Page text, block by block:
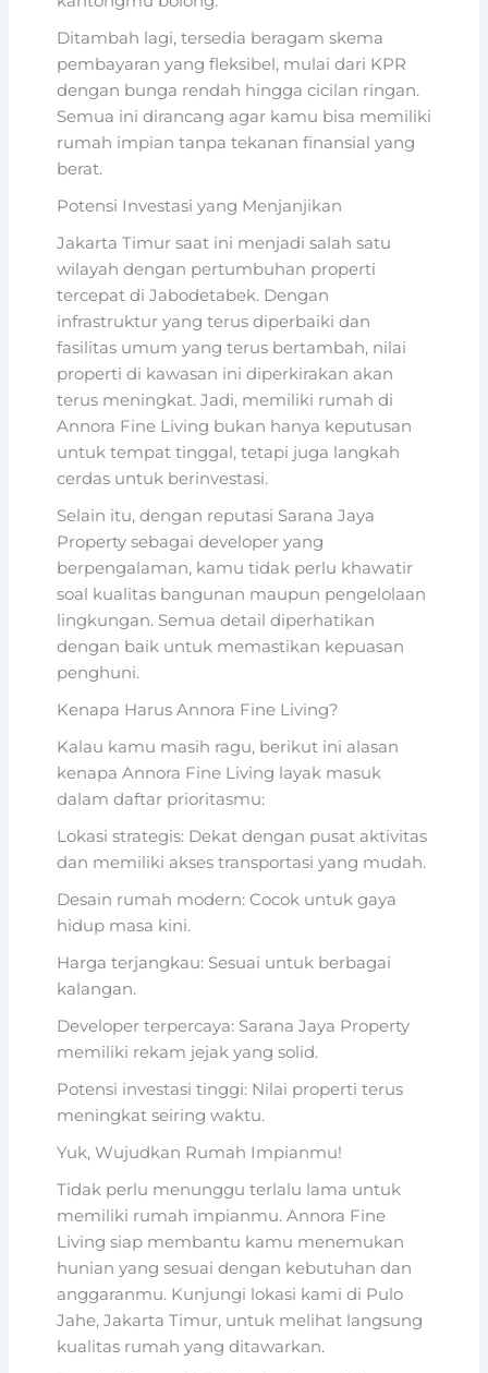
Ditambah lagi, tersedia beragam skema
pembayaran yang fleksibel, mulai dari KPR
dengan bunga rendah hingga cicilan ringan.
Semua ini dirancang agar kamu bisa memiliki
rumah impian tanpa tekanan finansial yang
berat.
Potensi Investasi yang Menjanjikan
Jakarta Timur saat ini menjadi salah satu
wilayah dengan pertumbuhan properti
tercepat di Jabodetabek. Dengan
infrastruktur yang terus diperbaiki dan
fasilitas umum yang terus bertambah, nilai
properti di kawasan ini diperkirakan akan
terus meningkat. Jadi, memiliki rumah di
Annora Fine Living bukan hanya keputusan
untuk tempat tinggal, tetapi juga langkah
cerdas untuk berinvestasi.
Selain itu, dengan reputasi Sarana Jaya
Property sebagai developer yang
berpengalaman, kamu tidak perlu khawatir
soal kualitas bangunan maupun pengelolaan
lingkungan. Semua detail diperhatikan
dengan baik untuk memastikan kepuasan
penghuni.
Kenapa Harus Annora Fine Living?
Kalau kamu masih ragu, berikut ini alasan
kenapa Annora Fine Living layak masuk
dalam daftar prioritasmu:
Lokasi strategis: Dekat dengan pusat aktivitas
dan memiliki akses transportasi yang mudah.
Desain rumah modern: Cocok untuk gaya
hidup masa kini.
Harga terjangkau: Sesuai untuk berbagai
kalangan.
Developer terpercaya: Sarana Jaya Property
memiliki rekam jejak yang solid.
Potensi investasi tinggi: Nilai properti terus
meningkat seiring waktu.
Yuk, Wujudkan Rumah Impianmu!
Tidak perlu menunggu terlalu lama untuk
memiliki rumah impianmu. Annora Fine
Living siap membantu kamu menemukan
hunian yang sesuai dengan kebutuhan dan
anggaranmu. Kunjungi lokasi kami di Pulo
Jahe, Jakarta Timur, untuk melihat langsung
kualitas rumah yang ditawarkan.